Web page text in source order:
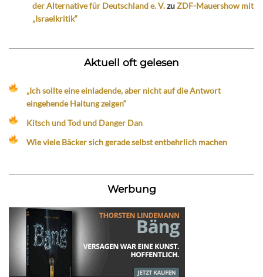
der Alternative für Deutschland e. V.zuZDF-Mauershow mit
„Israelkritik“
Aktuell oft gelesen
„Ich sollte eine einladende, aber nicht auf die Antwort
eingehende Haltung zeigen“
Kitsch und Tod und Danger Dan
Wie viele Bäcker sich gerade selbst entbehrlich machen
Werbung